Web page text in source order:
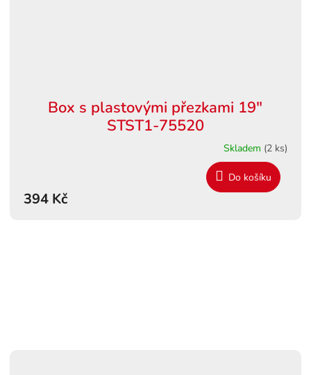
Box s plastovými přezkami 19"
STST1-75520
Skladem (2 ks)
394 Kč
Do košíku